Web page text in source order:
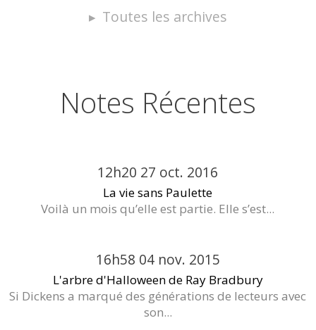
Toutes les archives
Notes Récentes
12h20 27 oct. 2016
La vie sans Paulette
Voilà un mois qu’elle est partie. Elle s’est...
16h58 04 nov. 2015
L'arbre d'Halloween de Ray Bradbury
Si Dickens a marqué des générations de lecteurs avec
son...